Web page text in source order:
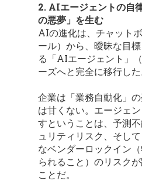
2. AIエージェントの自
の悪夢」を生む
AIの進化は、チャット
ール）から、曖昧な目
る「AIエージェント」
ーズへと完全に移行した
企業は「業務自動化」
は甘くない。エージェ
すということは、予測
ュリティリスク、そし
なベンダーロックイン
られること）のリスク
ことだ。